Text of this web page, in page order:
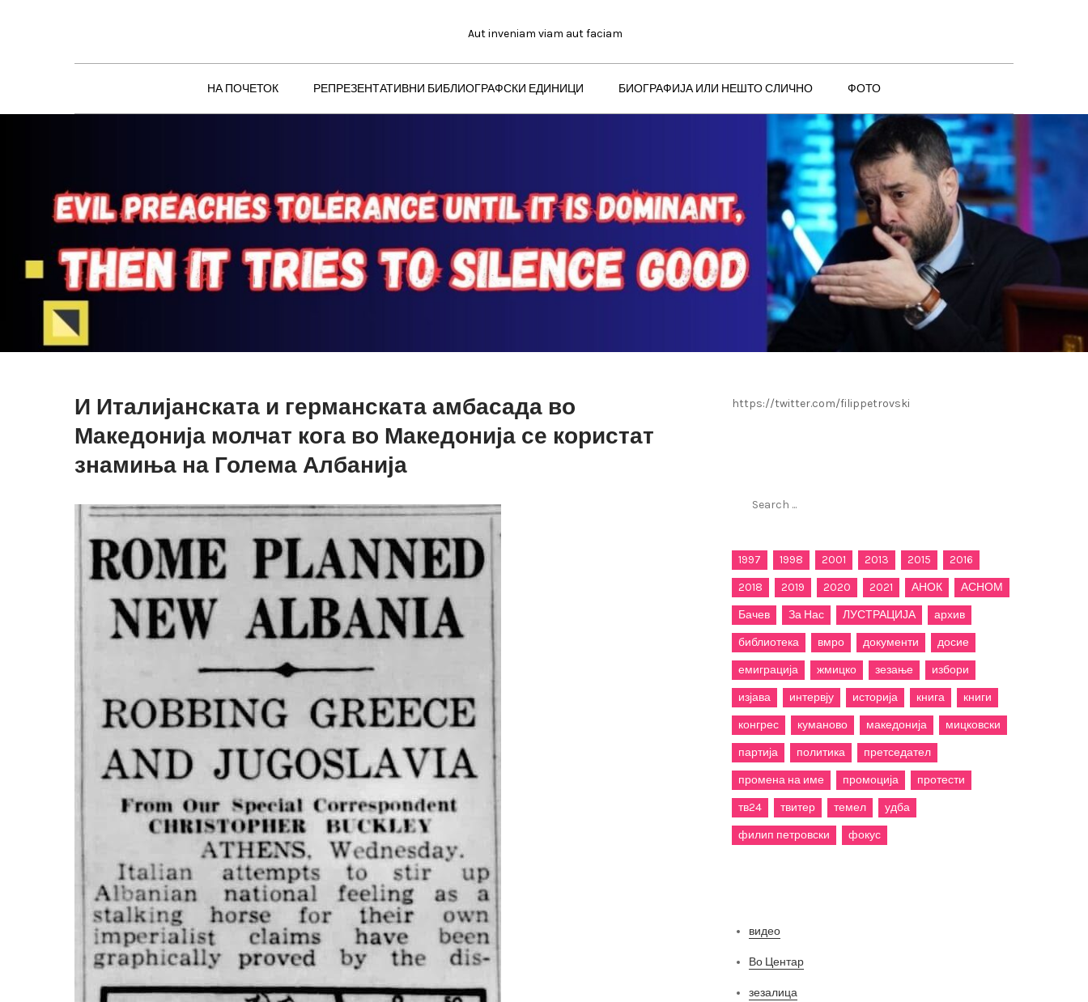
Aut inveniam viam aut faciam
НА ПОЧЕТОК РЕПРЕЗЕНТАТИВНИ БИБЛИОГРАФСКИ ЕДИНИЦИ БИОГРАФИЈА ИЛИ НЕШТО СЛИЧНО ФОТО
И Италијанската и германската амбасада во
Македонија молчат кога во Македонија се користат
знамиња на Голема Албанија
https://twitter.com/filippetrovski
1997 1998 2001 2013 2015
2016
2018
2019 2020 2021 АНОК
АСНОМ
Бачев
За Нас ЛУСТРАЦИЈА
архив
библиотека
вмро документи
досие
емиграција
жмицко зезање
избори
изјава
интервју историја книга
книги
конгрес
куманово македонија
мицковски
партија
политика
претседател
промена на име
промоција
протести
тв24
твитер темел
удба
филип петровски
фокус
видео
Во Центар
зезалица